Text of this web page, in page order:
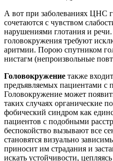
А вот при заболеваниях ЦНС
сочетаются с чувством
нарушениями глотания и
головокружения требуют
аритмии. Порою спутником
нистагм (непроизвольные
Головокружение также
предъявляемых пациентами с
Головокружение может
таких случаях органические
фобический синдром как
пациентов с подобными
беспокойство вызывают все
становятся визуально
приносит им страдания и
искать устойчивости,